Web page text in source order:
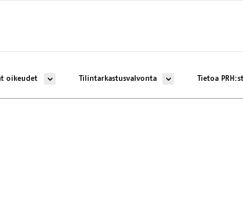
Yritykset ja yhteisöt
oikeudet Avaa alavalikko kohteelle Aineettomat oikeudet
Tilintarkastusvalvonta Avaa alavalikko
Tietoa